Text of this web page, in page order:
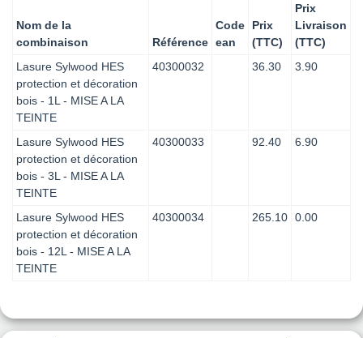
Nom de la
combinaison
Référence
Code
ean
Prix
(TTC)
Prix
Livraison
(TTC)
Lasure Sylwood HES
protection et décoration
bois - 1L - MISE A LA
TEINTE
40300032 36.30 3.90
Lasure Sylwood HES
protection et décoration
bois - 3L - MISE A LA
TEINTE
40300033 92.40 6.90
Lasure Sylwood HES
protection et décoration
bois - 12L - MISE A LA
TEINTE
40300034 265.10 0.00